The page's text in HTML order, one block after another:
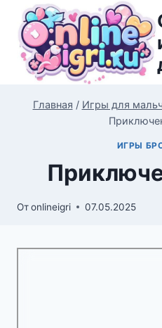
Перейти
содержимому
Главная / Игры для
ИГРЫ
Отonlineigri 07.05.2025